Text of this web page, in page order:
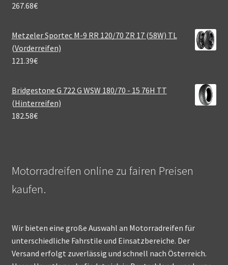
267.68€
Metzeler Sportec M-9 RR 120/70 ZR 17 (58W) TL
(Vorderreifen)
121.39€
Bridgestone G 722 G WSW 180/70 - 15 76H TT
(Hinterreifen)
182.58€
Motorradreifen online zu fairen Preisen
kaufen.
Wir bieten eine große Auswahl an Motorradreifen für
unterschiedliche Fahrstile und Einsatzbereiche. Der
Versand erfolgt zuverlässig und schnell nach Österreich.